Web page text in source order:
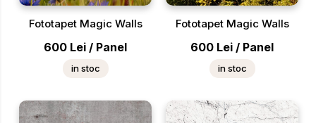
Fototapet Magic Walls
600 Lei / Panel
in stoc
Fototapet Magic Walls
600 Lei / Panel
in stoc